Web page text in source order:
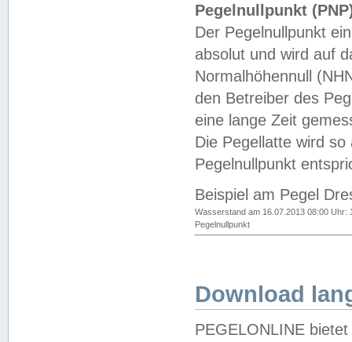
Pegelnullpunkt
Der Pegelnullpunkt
absolut und wird auf
Normalhöhennull
den Betreiber des
eine lange Zeit
Die Pegellatte wird
Pegelnullpunkt
Beispiel am Pegel
Wasserstand am 16.07.2013 08:00 Uhr:
Pegelnullpunkt
Download
PEGELONLINE